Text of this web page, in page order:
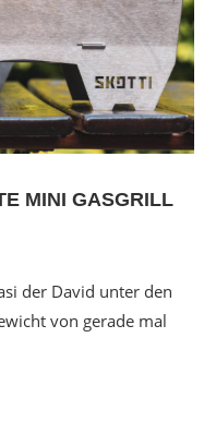
MINI GASGRILL
der David unter den
von gerade mal